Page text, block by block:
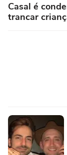
Casal é
trancar